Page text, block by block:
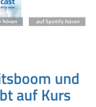
und
auf Kurs